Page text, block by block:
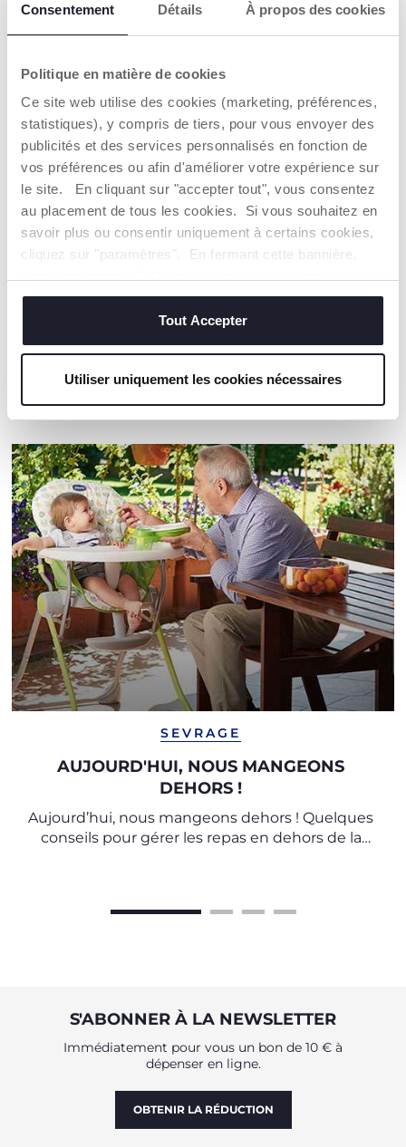
Consentement Détails À propos des cookies
Politique en matière de cookies
Ce site web utilise des cookies (marketing, préférences,
statistiques), y compris de tiers, pour vous envoyer des
publicités et des services personnalisés en fonction de
vos préférences ou afin d'améliorer votre expérience sur
le site. En cliquant sur "accepter tout", vous consentez
au placement de tous les cookies. Si vous souhaitez en
savoir plus ou consentir uniquement à certains cookies,
cliquez sur "paramètres". En fermant cette bannière,
techniques, qui sont essentiels au service demandé.
Tout Accepter
Utiliser uniquement les cookies nécessaires
Trouver un Revendeur
CARACTÉRISTIQUES DU PRODUIT
LAVE-VAISELLE
UTILISABLE AU
Pour plus de confort.
NOS RECOMMANDATIONS
SEVRAGE
AUJOURD'HUI, NOUS MANGEONS
DEHORS !
Aujourd’hui, nous mangeons dehors ! Quelques
conseils pour gérer les repas en dehors de la
S'ABONNER À LA NEWSLETTER
Immédiatement pour vous un bon de 10 € à
dépenser en ligne.
OBTENIR LA RÉDUCTION